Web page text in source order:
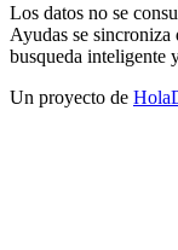
Los datos no se
Ayudas se sincroniza
busqueda inteligente
Un proyecto de